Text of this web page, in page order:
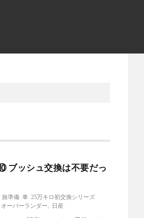
ブッシュ交換は不要だっ
旅準備 車
25万キロ初交換シリーズ
オーバーランダー 日産